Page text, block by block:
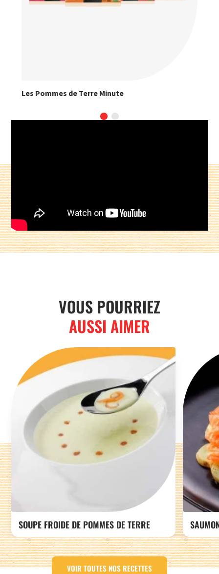
Les Pommes de Terre Minute
Partager sur :
VOUS POURRIEZ
AUSSI AIMER
SOUPE FROIDE DE POMMES DE TERRE
VOIR TOUTES NOS RECETTES